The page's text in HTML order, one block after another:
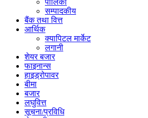
पालिका
सम्पादकीय
बैंक तथा वित्त
आर्थिक
क्यापिटल मार्केट
लगानी
शेयर बजार
फाइनान्स
हाइड्रोपावर
बीमा
बजार
लघुवित्त
सूचना/प्रविधि